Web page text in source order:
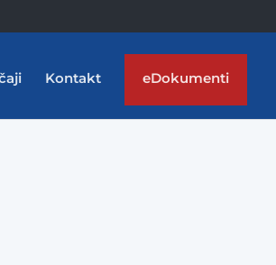
Kontakt eDokumenti